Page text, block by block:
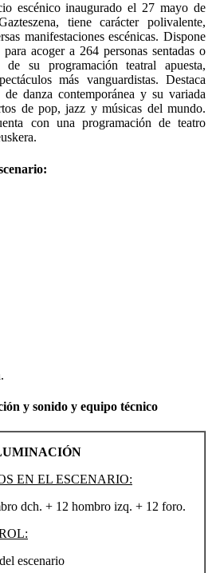
escénico inaugurado el 27 mayo de
tiene carácter polivalente,
manifestaciones escénicas. Dispone
acoger a 264 personas sentadas o
su programación teatral apuesta,
más vanguardistas. Destaca
danza contemporánea y su variada
de pop, jazz y músicas del mundo.
con una programación de teatro
y sonido y equipo técnico
EN EL ESCENARIO:
dch. + 12 hombro izq. + 12 foro.
escenario